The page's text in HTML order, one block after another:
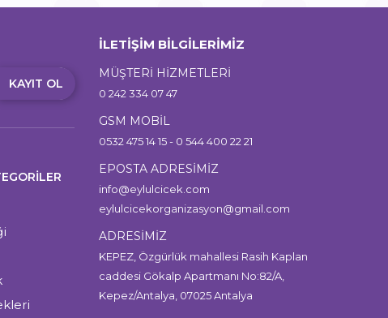
KAYIT OL
İLETİŞİM BİLGİLERİMİZ
MÜŞTERİ HİZMETLERİ
0 242 334 07 47
GSM MOBİL
0532 475 14 15 - 0 544 400 22 21
EPOSTA ADRESİMİZ
info@eylulcicek.com
eylulcicekorganizasyon@gmail.com
ADRESİMİZ
KEPEZ, Özgürlük mahallesi Rasih Kaplan
caddesi Gökalp Apartmanı No:82/A,
Kepez/Antalya, 07025 Antalya